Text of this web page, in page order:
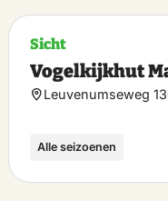
Sicht
Vogelkijkhut
Leuvenumseweg
Alle seizoenen